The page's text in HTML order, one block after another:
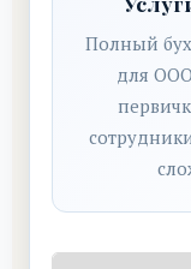
Полный
для